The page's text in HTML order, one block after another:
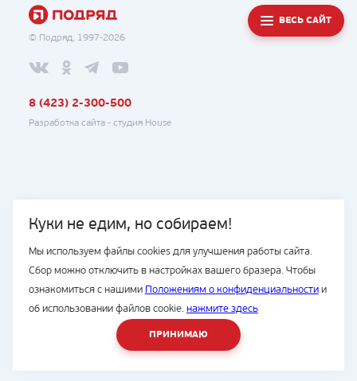
Куки не едим, но собираем!
Мы используем файлы cookies для улучшения работы сайта.
Сбор можно отключить в настройках вашего бразера. Чтобы
ознакомиться с нашими Положениям о конфиденциальностии
об использовании файлов cookie. нажмите здесь
ПРИНИМАЮ
© Подряд, 1997-2026
ВЕСЬ САЙТ
8 (423) 2-300-500
Разработка сайта - студия House